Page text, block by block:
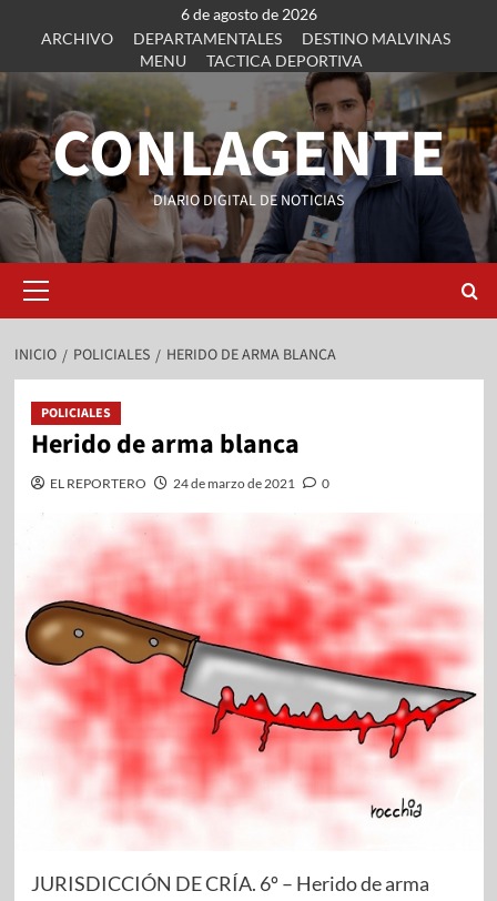
6 de agosto de 2026
ARCHIVO
DEPARTAMENTALES
DESTINO MALVINAS
MENU
TACTICA DEPORTIVA
CONLAGENTE
DIARIO DIGITAL DE NOTICIAS
INICIO POLICIALES HERIDO DE ARMA BLANCA
POLICIALES
Herido de arma blanca
EL REPORTERO 24 de marzo de 2021 0
JURISDICCIÓN DE CRÍA. 6º – Herido de arma